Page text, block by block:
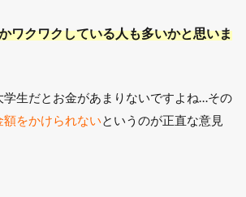
ワクワクしている人も多いかと思いま
学生だとお金があまりないですよね…その
額をかけられない というのが正直な意見